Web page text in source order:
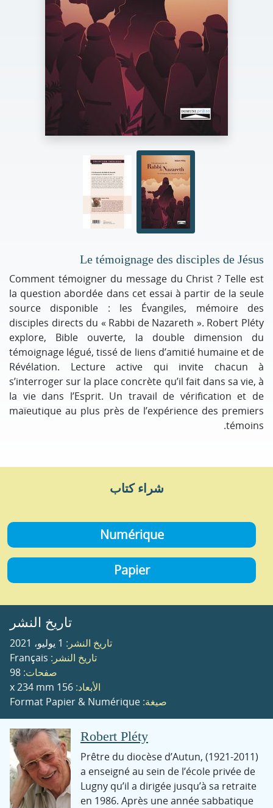
Le témoignage des disciples de Jésus
Comment témoigner du message du Christ ? Telle est
la question abordée dans cet essai à partir de la seule
source disponible : les Évangiles, mémoire des
disciples directs du « Rabbi de Nazareth ». Robert Pléty
explore, Bible ouverte, la double dimension du
témoignage légué, tissé de liens d’amitié humaine et de
Révélation. Lecture active qui invite chacun à
s’interroger sur la place concrète qu’il fait dans sa vie, à
la vie dans l’Esprit. Un travail de vérification et de
maïeutique au plus près de l’expérience des premiers
témoins.
شراء كتاب
Numérique
Papier
تاريخ النشر
تاريخ النشر:
تاريخ النشر:
صفحات:
الأبعاد:
صيغة:
Robert Pléty
(1921-2011) Prêtre du diocèse d’Autun,
a enseigné au sein de l’école privée de
Lugny qu’il a dirigée jusqu’à sa retraite
en 1986. Après une année sabbatique